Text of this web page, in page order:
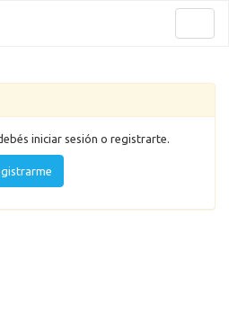
iniciar sesión o registrarte.